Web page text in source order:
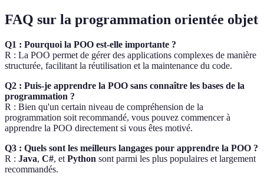
FAQ sur la programmation orientée objet
Q1 : Pourquoi la POO est-elle importante ?
R : La POO permet de gérer des applications complexes de manière
structurée, facilitant la réutilisation et la maintenance du code.
Q2 : Puis-je apprendre la POO sans connaître les bases de la
programmation ?
R : Bien qu'un certain niveau de compréhension de la
programmation soit recommandé, vous pouvez commencer à
apprendre la POO directement si vous êtes motivé.
Q3 : Quels sont les meilleurs langages pour apprendre la POO ?
R : Java, C#, et Python sont parmi les plus populaires et largement
recommandés.